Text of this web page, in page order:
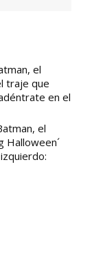
el
traje que
en el
el
Halloween´